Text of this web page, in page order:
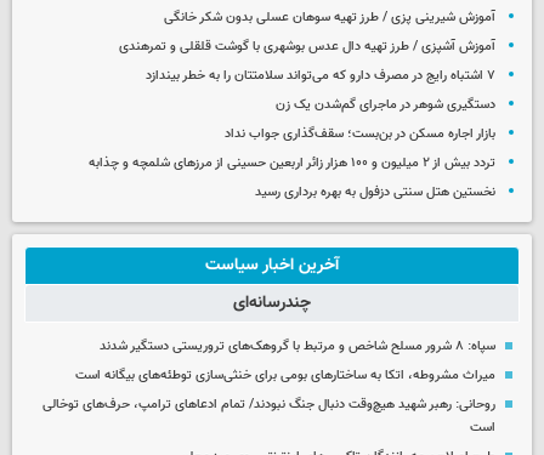
آموزش شیرینی پزی / طرز تهیه سوهان عسلی بدون شکر خانگی
آموزش آشپزی / طرز تهیه دال عدس بوشهری با گوشت قلقلی و تمرهندی
۷ اشتباه رایج در مصرف دارو که می‌تواند سلامتتان را به خطر بیندازد
دستگیری شوهر در ماجرای گم‌شدن یک زن
بازار اجاره مسکن در بن‌بست؛ سقف‌گذاری جواب نداد
تردد بیش از ۲ میلیون و ۱۰۰ هزار زائر اربعین حسینی از مرزهای شلمچه و چذابه
نخستین هتل سنتی دزفول به بهره برداری رسید
آخرین اخبار سیاست
چندرسانه‌ای
سپاه: ۸ شرور مسلح شاخص و مرتبط با گروهک‌های تروریستی دستگیر شدند
میراث مشروطه، اتکا به ساختارهای بومی برای خنثی‌سازی توطئه‌های بیگانه است
روحانی: رهبر شهید هیچ‌وقت دنبال جنگ نبودند/ تمام ادعاهای ترامپ، حرف‌های توخالی
است